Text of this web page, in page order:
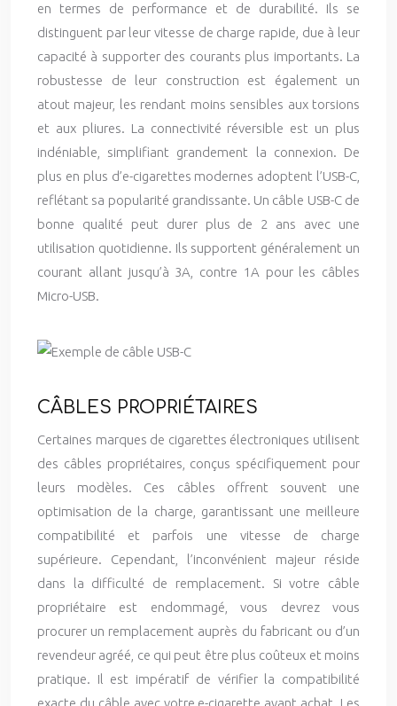
en termes de performance et de durabilité. Ils se
distinguent par leur vitesse de charge rapide, due à leur
capacité à supporter des courants plus importants. La
robustesse de leur construction est également un
atout majeur, les rendant moins sensibles aux torsions
et aux pliures. La connectivité réversible est un plus
indéniable, simplifiant grandement la connexion. De
plus en plus d’e-cigarettes modernes adoptent l’USB-C,
reflétant sa popularité grandissante. Un câble USB-C de
bonne qualité peut durer plus de 2 ans avec une
utilisation quotidienne. Ils supportent généralement un
courant allant jusqu’à 3A, contre 1A pour les câbles
Micro-USB.
CÂBLES PROPRIÉTAIRES
Certaines marques de cigarettes électroniques utilisent
des câbles propriétaires, conçus spécifiquement pour
leurs modèles. Ces câbles offrent souvent une
optimisation de la charge, garantissant une meilleure
compatibilité et parfois une vitesse de charge
supérieure. Cependant, l’inconvénient majeur réside
dans la difficulté de remplacement. Si votre câble
propriétaire est endommagé, vous devrez vous
procurer un remplacement auprès du fabricant ou d’un
revendeur agréé, ce qui peut être plus coûteux et moins
pratique. Il est impératif de vérifier la compatibilité
exacte du câble avec votre e-cigarette avant achat. Les